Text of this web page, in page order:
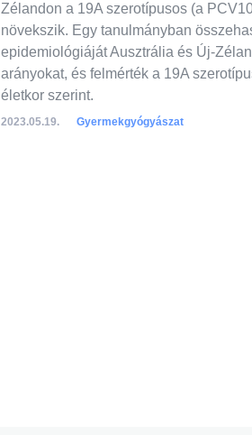
Zélandon a 19A szerotípusos (a
növekszik. Egy tanulmányban
epidemiológiáját Ausztrália és Új-
arányokat, és felmérték a 19A
életkor szerint.
2023.05.19. Gyermekgyógyászat